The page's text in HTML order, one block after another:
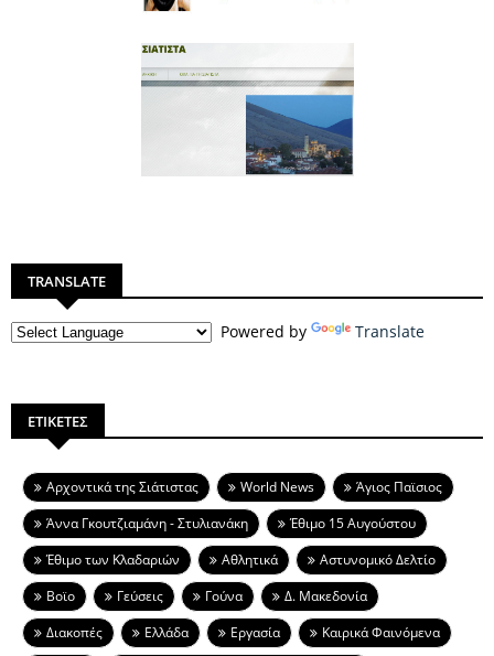
TRANSLATE
Powered by Translate
ΕΤΙΚΕΤΕΣ
Aρχοντικά της Σιάτιστας World News
Άγιος Παϊσιος
Άννα Γκουτζιαμάνη - Στυλιανάκη
Έθιμο 15 Αυγούστου
Έθιμο των Κλαδαριών
Αθλητικά
Αστυνομικό Δελτίο
Βοϊο
Γεύσεις Γούνα
Δ. Μακεδονία
Διακοπές
Ελλάδα Εργασία
Καιρικά Φαινόμενα